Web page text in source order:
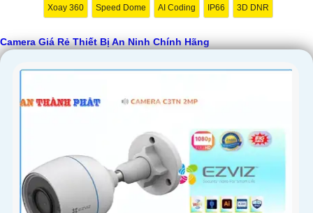
Xoay 360 Speed Dome AI Coding IP66 3D DNR
Camera Giá Rẻ Thiết Bị An Ninh Chính Hãng